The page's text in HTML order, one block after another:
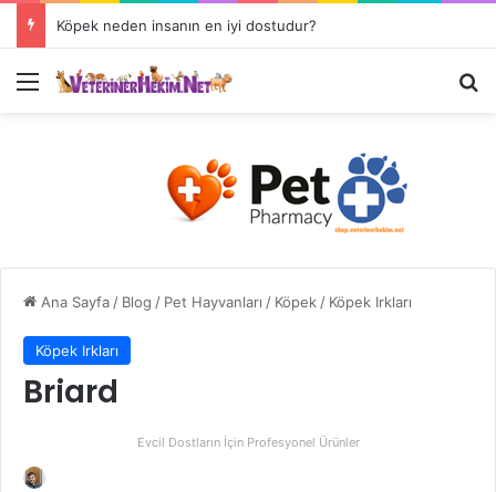
Köpek neden insanın en iyi dostudur?
Ana Sayfa/ Blog / Pet Hayvanları / Köpek/ Köpek Irkları
Köpek Irkları
Briard
Evcil Dostların İçin Profesyonel Ürünler